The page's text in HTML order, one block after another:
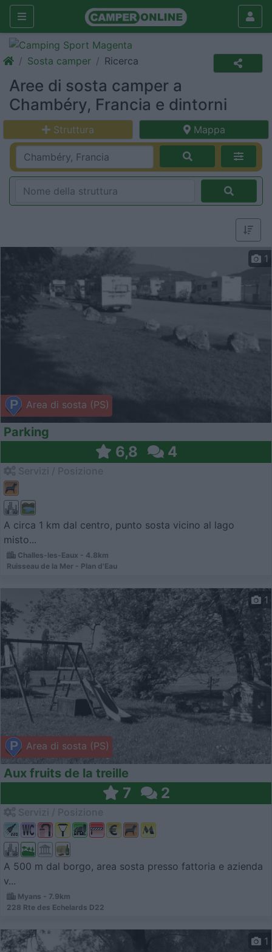
Sosta camper Ricerca
Aree di sosta camper a
Chambéry, Francia e dintorni
Struttura Mappa
Area di sosta (PS)
1
Parking
6,8 4
A circa 1 km dal centro, punto sosta vicino al lago
misto...
Challes-les-Eaux - 4.8km
Ruisseau de la Mer - Plan d'Eau
Area di sosta (PS)
1
Aux fruits de la treille
7 2
A 500 m dal borgo, area sosta presso fattoria e azienda
v...
Myans - 7.9km
228 Rte des Echelards D22
1